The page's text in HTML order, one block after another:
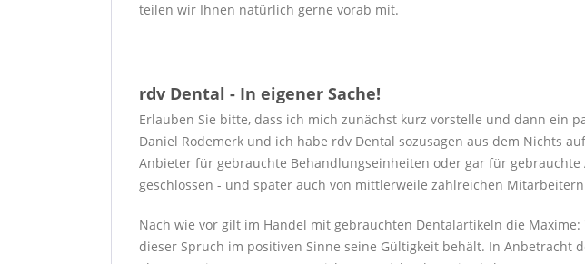
teilen wir Ihnen natürlich gerne vorab mit.
rdv Dental - In eigener Sache!
Erlauben Sie bitte, dass ich mich zunächst kurz vorstelle und dann ein
Daniel Rodemerk und ich habe rdv Dental sozusagen aus dem Nichts
Anbieter für gebrauchte Behandlungseinheiten oder gar für
geschlossen - und später auch von mittlerweile zahlreichen
Nach wie vor gilt im Handel mit gebrauchten Dentalartikeln die
dieser Spruch im positiven Sinne seine Gültigkeit behält. In